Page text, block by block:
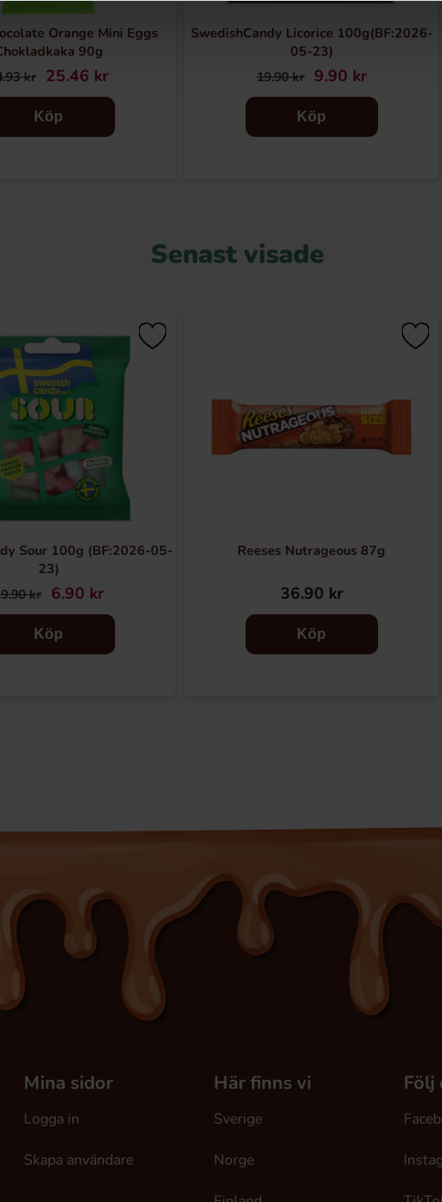
Orange Mini Eggs
90g
kr 25.46 kr
Köp
SwedishCandy Licorice 100g(BF:2026-
05-23)
19.90 kr 9.90 kr
Köp
Senast visade
Sour 100g (BF:2026-05-
23)
kr 6.90 kr
Köp
Reeses Nutrageous 87g
36.90 kr
Köp
Mina sidor
Logga in
Skapa användare
Här finns vi
Sverige
Norge
Följ